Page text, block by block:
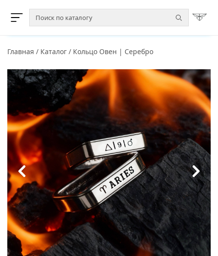
Главная / Каталог / Кольцо Овен | Серебро